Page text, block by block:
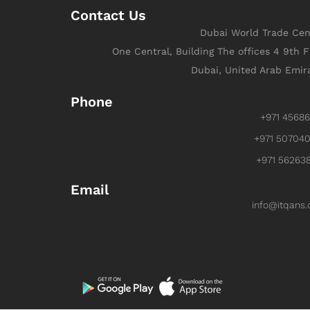
Contact Us
Dubai World Trade
One Central, Building The offices 4 9th
Dubai, United Arab
Phone
+971
+971
+971
Email